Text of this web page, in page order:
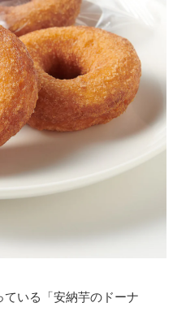
いる「安納芋のドーナ